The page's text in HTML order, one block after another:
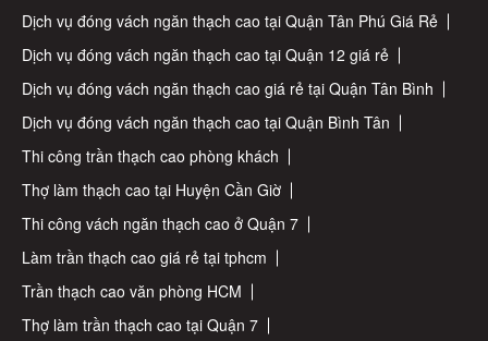
Dịch vụ đóng vách ngăn thạch cao tại Quận Tân Phú Giá Rẻ
Dịch vụ đóng vách ngăn thạch cao tại Quận 12 giá rẻ
Dịch vụ đóng vách ngăn thạch cao giá rẻ tại Quận Tân Bình
Dịch vụ đóng vách ngăn thạch cao tại Quận Bình Tân
Thi công trần thạch cao phòng khách
Thợ làm thạch cao tại Huyện Cần Giờ
Thi công vách ngăn thạch cao ở Quận 7
Làm trần thạch cao giá rẻ tại tphcm
Trần thạch cao văn phòng HCM
Thợ làm trần thạch cao tại Quận 7